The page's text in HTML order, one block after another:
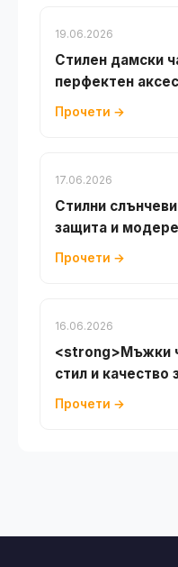
19.06.2026
Стилен дамски
перфектен
Прочети →
17.06.2026
Стилни
защита и
Прочети →
16.06.2026
<strong>Мъжки
стил и качество
Прочети →